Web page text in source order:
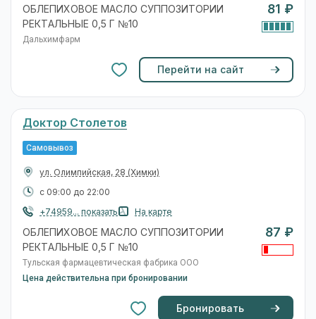
ОБЛЕПИХОВОЕ МАСЛО СУППОЗИТОРИИ
РЕКТАЛЬНЫЕ 0,5 Г №10
Дальхимфарм
81 ₽
Перейти на сайт
Доктор Столетов
Самовывоз
ул. Олимпийская, 28 (Химки)
с 09:00 до 22:00
+74959... показать
На карте
ОБЛЕПИХОВОЕ МАСЛО СУППОЗИТОРИИ
РЕКТАЛЬНЫЕ 0,5 Г №10
Тульская фармацевтическая фабрика ООО
Цена действительна при бронировании
87 ₽
Бронировать